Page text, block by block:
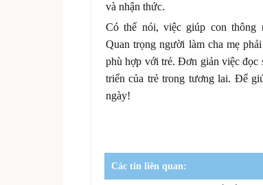
và nhận thức.
Có thể nói, việc giúp con thông
Quan trọng người làm cha mẹ
phù hợp với trẻ. Đơn giản việc đọc
triển của trẻ trong tương lai. Để
ngày!
Các tin liên quan: